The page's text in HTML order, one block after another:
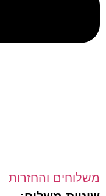
והחזרות